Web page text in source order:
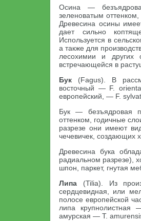
Осина —
зеленоватым
Древесина осины
дает сильно
Используется в
а также для
лесохимии и других
встречающейся в
Бук (Fagus). В
восточный — F.
европейский, — F.
Бук — безъядровая
оттенком, годичные
разрезе они имеют
чечевичек, создающих
Древесина бука
радиальном разрезе),
шпон, паркет, гнутая
Липа (Tilia). Из
сердцевидная, или
полосе европейской
липа
амурская — Т.